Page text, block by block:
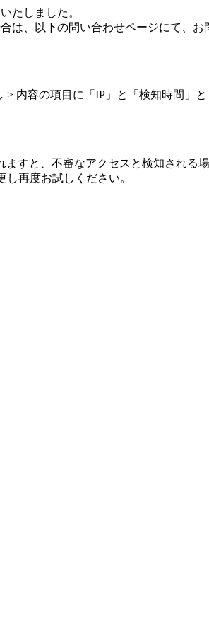
たしました。
は、以下の問い合わせページにて、お
内容の項目に「IP」と「検知時間」
すと、不審なアクセスと検知される場
再度お試しください。